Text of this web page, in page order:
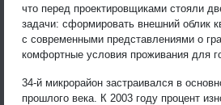
что перед проектировщиками стояли
задачи: сформировать внешний облик
с современными представлениями о
комфортные условия проживания для
34-й микрорайон застраивался в
прошлого века. К 2003 году процент